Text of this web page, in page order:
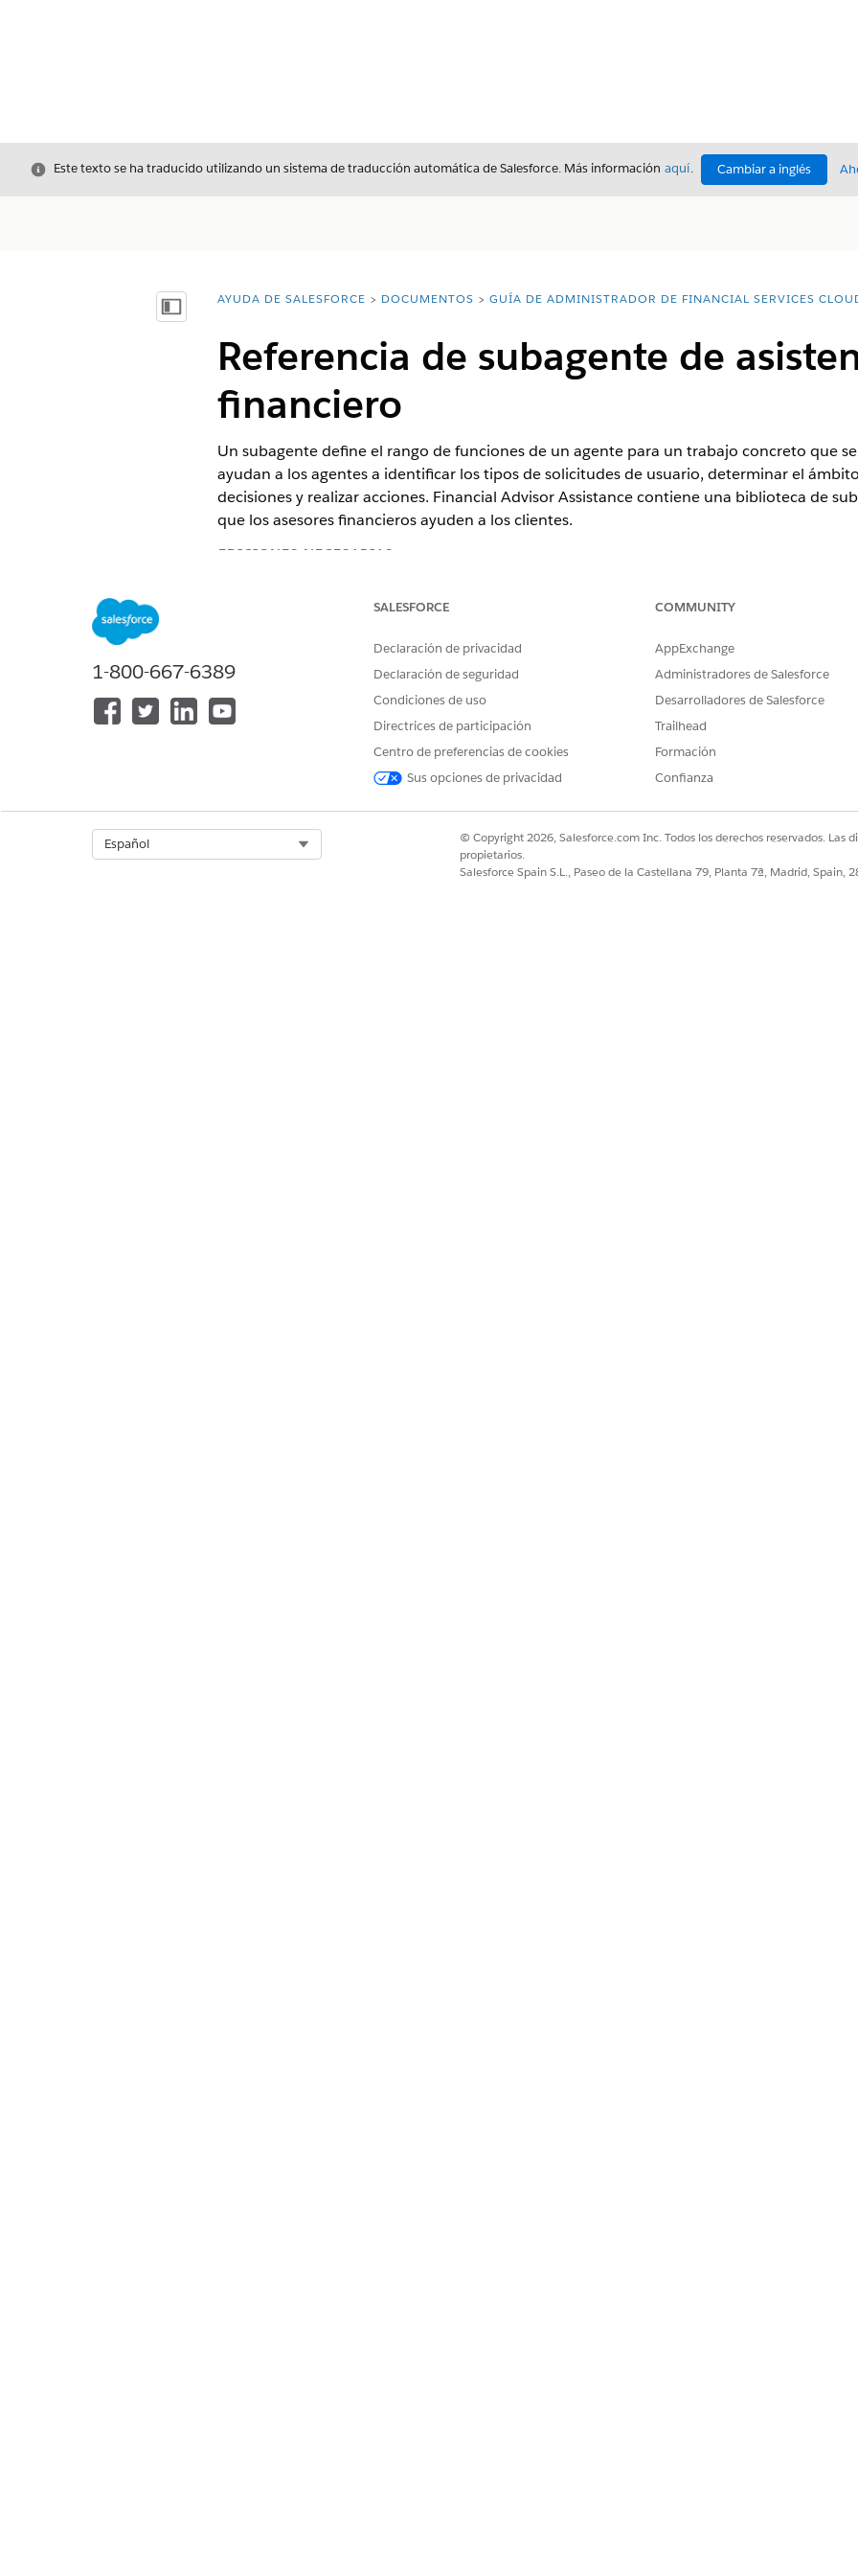
Cerrar
Este texto se ha traducido utilizando un sistema de traducción automática de Salesforce. Más información aquí. Cambiar a inglés
Mostrar índice de materias
Usted está aquí:
AYUDA DE SALESFORCE DOCUMENTOS GUÍA DE ADMINISTRADOR DE FINANCIAL SERVICES
Referencia de subagente de
financiero
Un subagente define el rango de funciones de un agente para un trabajo concreto que se
ayudan a los agentes a identificar los tipos de solicitudes de usuario, determinar el
decisiones y realizar acciones. Financial Advisor Assistance contiene una biblioteca de
que los asesores financieros ayuden a los clientes.
EDICIONES NECESARIAS
Disponible en: Lightning Experience
Subagente: Preparación de reuniones de clientes de Asesor patrimonial
El subagente Preparación de reuniones de clientes de Asesor patrimonial ayuda los asesores
rendimiento de la cartera, comprobar objetivos financieros e identificar próximos eventos de
El tema Seguimiento posterior a la reunión del cliente asesor patrimonial ayuda los asesores
organizar notas de reuniones. Extraiga planes financieros, objetivos, planes de acción y eventos
Clasifique tareas de seguimiento en categorías como planificación financiera o documentación
1-800-667-6389
SALESFORCE
Declaración de privacidad
Declaración de seguridad
Condiciones de uso
Directrices de participación
Centro de preferencias de cookies
Sus opciones de privacidad
COMMUNITY
AppExchange
Administradores de Salesforce
Desarrolladores de Salesforce
Trailhead
Formación
Confianza
Español
© Copyright 2026, Salesforce.com Inc. Todos los derechos reservados. Las
propietarios.
Salesforce Spain S.L., Paseo de la Castellana 79, Planta 7ª, Madrid, Spain,